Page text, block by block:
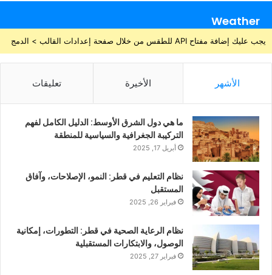
Weather
يجب عليك إضافة مفتاح API للطقس من خلال صفحة إعدادات القالب > الدمج
الأشهر الأخيرة تعليقات
ما هي دول الشرق الأوسط: الدليل الكامل لفهم
التركيبة الجغرافية والسياسية للمنطقة
أبريل 17, 2025
نظام التعليم في قطر: النمو، الإصلاحات، وآفاق
المستقبل
فبراير 26, 2025
نظام الرعاية الصحية في قطر: التطورات، إمكانية
الوصول، والابتكارات المستقبلية
فبراير 27, 2025